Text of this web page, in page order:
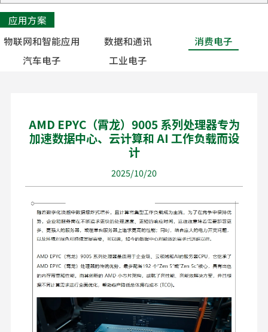
应用方案
物联网和智能应用
数据和通讯
消费电子
汽车电子
工业电子
AMD EPYC（霄龙）9005 系列处理器专为
加速数据中心、云计算和 AI 工作负载而设
计
2025/10/20